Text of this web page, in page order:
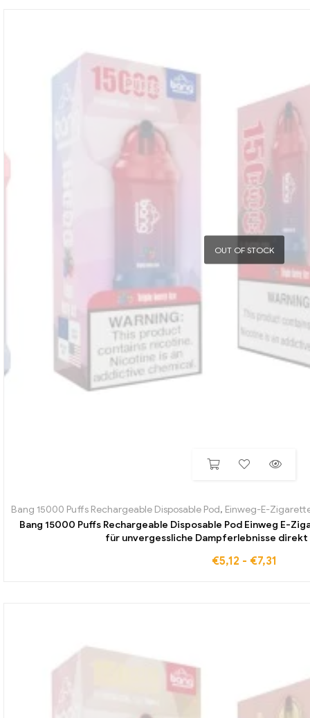
OUT OF STOCK
Bang 15000 Puffs Rechargeable Disposable Pod, Einweg-E-
Bang 15000 Puffs Rechargeable Disposable Pod Einweg E-
für unvergessliche Dampferlebnisse direkt
€5,12 - €7,31